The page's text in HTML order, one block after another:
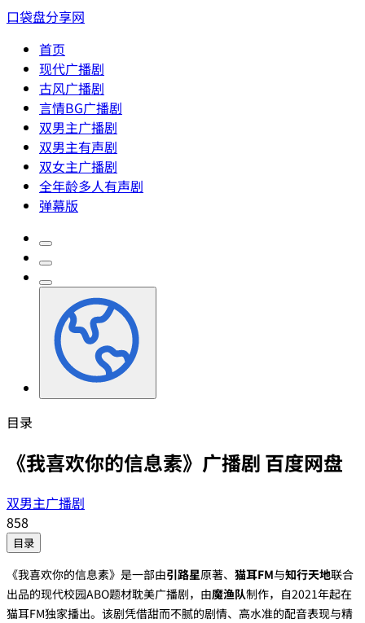
口袋盘分享网
首页
现代广播剧
古风广播剧
言情BG广播剧
双男主广播剧
双男主有声剧
双女主广播剧
全年龄多人有声剧
弹幕版
目录
《我喜欢你的信息素》广播剧 百度网盘
双男主广播剧
858
目录
《我喜欢你的信息素》是一部由‌引路星‌原著、‌ 猫耳FM‌与‌知行天地‌联合
出品的现代校园ABO题材耽美广播剧，由‌魔渔队‌制作，自2021年起在
猫耳FM独家播出。该剧凭借甜而不腻的剧情、高水准的配音表现与精